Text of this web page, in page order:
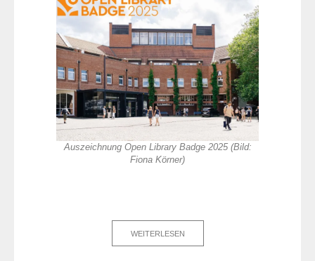
Auszeichnung Open Library Badge 2025 (Bild:
Fiona Körner)
WEITERLESEN